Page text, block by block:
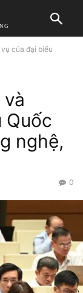
của đại biểu
Quốc
nghệ,
0